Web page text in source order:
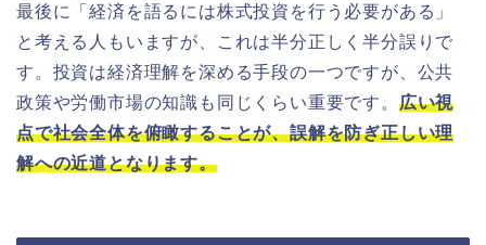
最後に「経済を語るには株式投資を行う必要がある」
と考える人もいますが、これは半分正しく半分誤りで
す。投資は経済理解を深める手段の一つですが、公共
政策や労働市場の知識も同じくらい重要です。 広い視
点で社会全体を俯瞰することが、誤解を防ぎ正しい理
解への近道となります。